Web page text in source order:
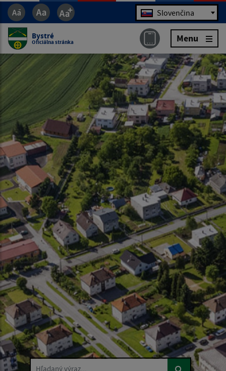
Jazyk Slovenčina
Bystré
Oficiálna stránka Menu
Hľadaný výraz...